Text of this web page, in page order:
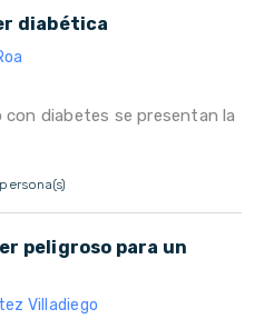
diabética
diabetes se presentan la
peligroso para un
Villadiego